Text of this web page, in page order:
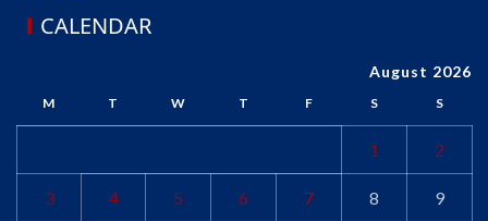
CALENDAR
August 2026
M T W T F S S
1 2
3 4 5 6 7 8 9